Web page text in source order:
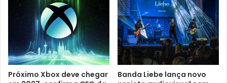
l
Próximo Xbox deve chegar
Banda Liebe lança novo